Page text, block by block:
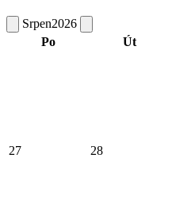
Srpen2026
Po
Út
27 28